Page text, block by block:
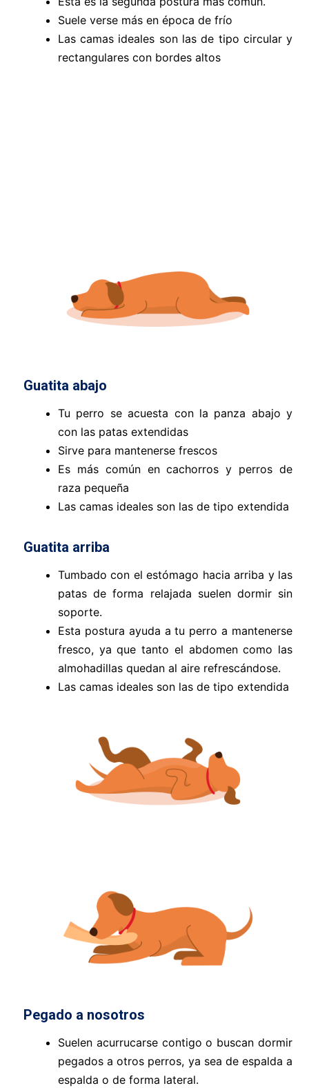
Suele verse más en época de frío
Las camas ideales son las de tipo circular y
rectangulares con bordes altos
Guatita abajo
Tu perro se acuesta con la panza abajo y
con las patas extendidas
Sirve para mantenerse frescos
Es más común en cachorros y perros de
raza pequeña
Las camas ideales son las de tipo extendida
Guatita arriba
Tumbado con el estómago hacia arriba y las
patas de forma relajada suelen dormir sin
soporte.
Esta postura ayuda a tu perro a mantenerse
fresco, ya que tanto el abdomen como las
almohadillas quedan al aire refrescándose.
Las camas ideales son las de tipo extendida
Pegado a nosotros
Suelen acurrucarse contigo o buscan dormir
pegados a otros perros, ya sea de espalda a
espalda o de forma lateral.